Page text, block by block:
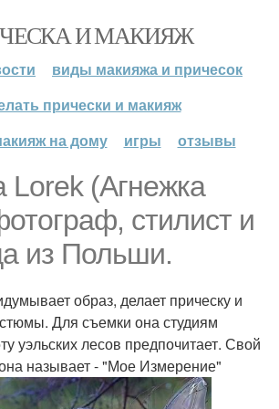
И МАКИЯЖ
виды макияжа и причесок
прически и макияж
на дому
игры отзывы
Lorek (Агнежка
стилист и
из Польши.
образ, делает прическу и
Для съемки она студиям
уэльских лесов предпочитает. Свой
называет - "Мое Измерение"